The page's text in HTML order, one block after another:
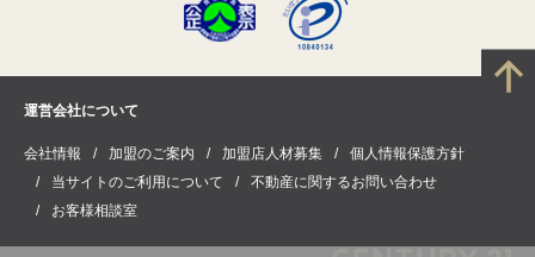
運営会社について
会社情報 加盟のご案内 加盟店人材募集
個人情報保護方針
当サイトのご利用について
不動産に関するお問い合わせ
お客様相談室